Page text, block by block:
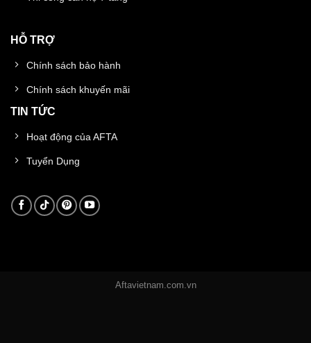
HỖ TRỢ
Chính sách bảo hành
Chính sách khuyến mãi
TIN TỨC
Hoạt động của AFTA
Tuyển Dụng
Aftavietnam.com.vn